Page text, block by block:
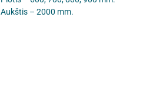
Aukštis – 2000 mm.